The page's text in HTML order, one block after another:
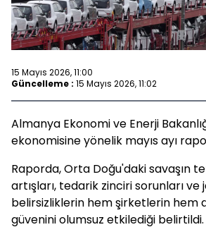
15 Mayıs 2026, 11:00
Güncelleme : 15 Mayıs 2026, 11:02
Almanya Ekonomi ve Enerji
ekonomisine yönelik mayıs ayı
Raporda, Orta Doğu'daki savaşın
artışları, tedarik zinciri sorunları ve
belirsizliklerin hem şirketlerin hem
güvenini olumsuz etkilediği belirtildi.